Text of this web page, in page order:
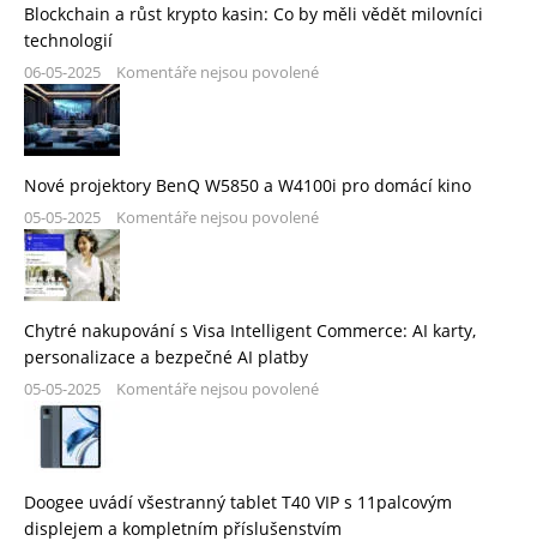
Blockchain a růst krypto kasin: Co by měli vědět milovníci
technologií
06-05-2025 Komentáře nejsou povolené
Nové projektory BenQ W5850 a W4100i pro domácí kino
05-05-2025 Komentáře nejsou povolené
Chytré nakupování s Visa Intelligent Commerce: AI karty,
personalizace a bezpečné AI platby
05-05-2025 Komentáře nejsou povolené
Doogee uvádí všestranný tablet T40 VIP s 11palcovým
displejem a kompletním příslušenstvím